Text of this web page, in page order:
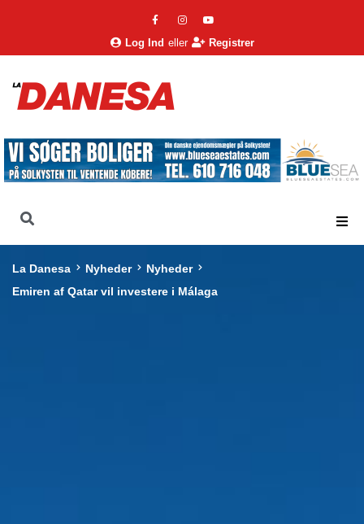
Log Ind eller Registrer
La Danesa Nyheder
Nyheder
Emiren af Qatar vil investere i Málaga